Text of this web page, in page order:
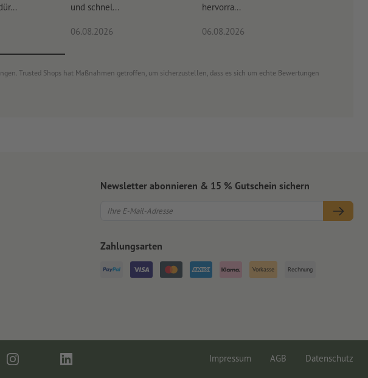
und schnel...
06.08.2026
hervorra...
06.08.2026
Trusted Shops hat Maßnahmen getroffen, um sicherzustellen, dass es sich um echte Bewertungen
Newsletter abonnieren & 15 % Gutschein sichern
Zahlungsarten
Vorkasse Rechnung
Impressum AGB Datenschutz